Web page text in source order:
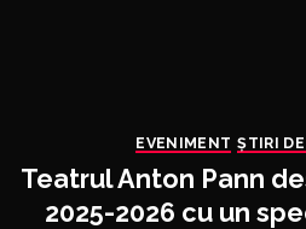
EVENIMENT ȘTIRI
Teatrul Anton Pann
2025-2026 cu un